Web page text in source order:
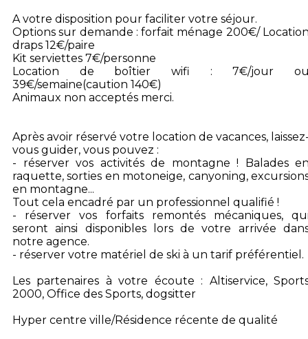
A votre disposition pour faciliter votre séjour.
Options sur demande : forfait ménage 200€/
draps 12€/paire
Kit serviettes 7€/personne
Location de boîtier wifi : 7€/jour
39€/semaine(caution 140€)
Animaux non acceptés merci.
Après avoir réservé votre location de vacances,
vous guider, vous pouvez :
- réserver vos activités de montagne ! Balades
raquette, sorties en motoneige, canyoning,
en montagne...
Tout cela encadré par un professionnel qualifié !
- réserver vos forfaits remontés mécaniques,
seront ainsi disponibles lors de votre arrivée
notre agence.
- réserver votre matériel de ski à un tarif préférentiel.
Les partenaires à votre écoute : Altiservice,
2000, Office des Sports, dogsitter
Hyper centre ville/Résidence récente de qualité